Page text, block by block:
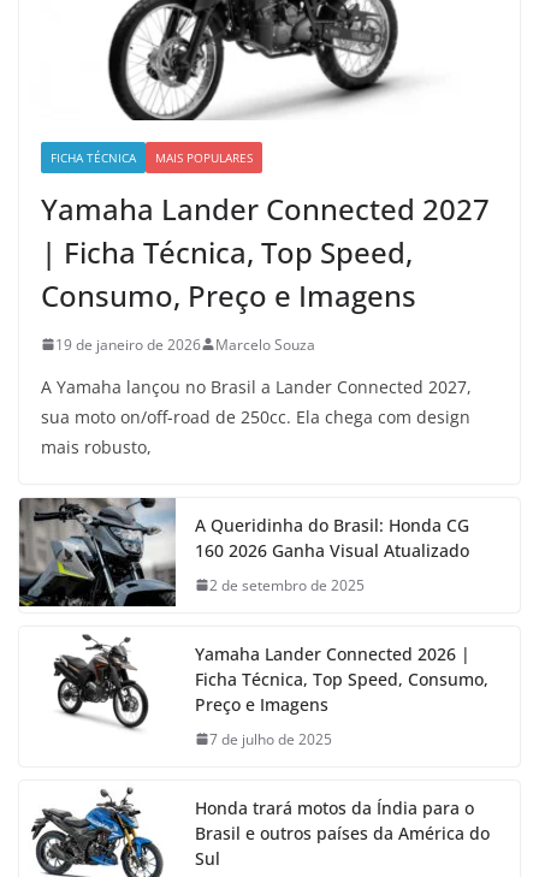
FICHA TÉCNICA MAIS POPULARES
Yamaha Lander Connected 2027
| Ficha Técnica, Top Speed,
Consumo, Preço e Imagens
19 de janeiro de 2026 Marcelo Souza
A Yamaha lançou no Brasil a Lander Connected 2027,
sua moto on/off-road de 250cc. Ela chega com design
mais robusto,
A Queridinha do Brasil: Honda CG
160 2026 Ganha Visual Atualizado
2 de setembro de 2025
Yamaha Lander Connected 2026 |
Ficha Técnica, Top Speed, Consumo,
Preço e Imagens
7 de julho de 2025
Honda trará motos da Índia para o
Brasil e outros países da América do
Sul